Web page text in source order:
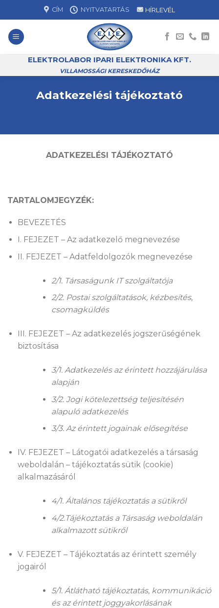
to
content
CÍM NYITVATARTÁS HÍRLEVÉL
ELEKTROLABOR IPARI ELEKTRONIKA KFT.
VILLAMOSSÁGI KERESKEDŐHÁZ
Adatkezelési tájékoztató
ADATKEZELÉSI TÁJÉKOZTATÓ
TARTALOMJEGYZÉK:
BEVEZETÉS
I. FEJEZET – Az adatkezelő megnevezése
II. FEJEZET – Adatfeldolgozók megnevezése
2/1. Társaságunk IT szolgáltatója
2/2. Postai szolgáltatások, kézbesítés,
csomagküldés
III. FEJEZET – Az adatkezelés jogszerűségének
biztosítása
3/1. Adatkezelés az érintett hozzájárulása
alapján
3/2. Jogi kötelezettség teljesítésén
alapuló adatkezelés
3/3. Az érintett jogainak elősegítése
IV. FEJEZET – Látogatói adatkezelés a társaság
weboldalán – tájékoztatás sütik (cookie)
alkalmazásáról
4/1. Általános tájékoztatás a sütikről
4/2.Tájékoztatás a Társaság weboldalán
alkalmazott sütikről
V. FEJEZET – Tájékoztatás az érintett személy
jogairól
5/1. Átlátható tájékoztatás, kommunikáció
és az érintett joggyakorlásának